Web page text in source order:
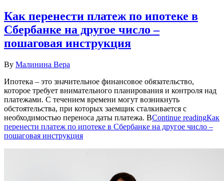
Как перенести платеж по ипотеке в
Сбербанке на другое число –
пошаговая инструкция
By Малинина Вера
Ипотека – это значительное финансовое обязательство,
которое требует внимательного планирования и контроля над
платежами. С течением времени могут возникнуть
обстоятельства, при которых заемщик сталкивается с
необходимостью переноса даты платежа. ВContinue readingКак
перенести платеж по ипотеке в Сбербанке на другое число –
пошаговая инструкция